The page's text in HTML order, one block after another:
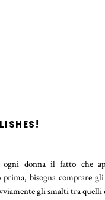
ogni donna il fatto che
bisogna comprare
gli smalti tra